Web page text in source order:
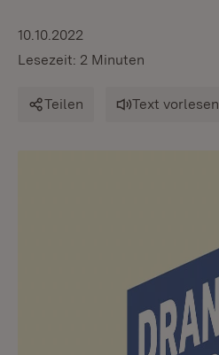
10.10.2022
Lesezeit: 2 Minuten
Teilen Text vorlesen